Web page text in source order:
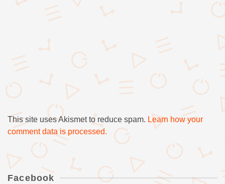
This site uses Akismet to reduce spam. Learn how your
comment data is processed.
Facebook